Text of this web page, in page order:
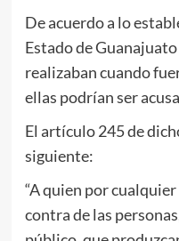
De acuerdo a lo
Estado de Guanajuato
realizaban cuando
ellas podrían ser
El artículo 245 de
siguiente:
“A quien por
contra de las